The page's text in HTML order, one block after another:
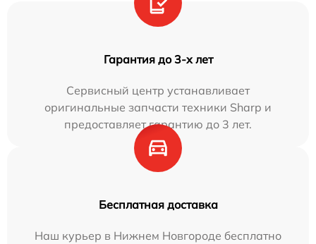
Гарантия до 3-х лет
Сервисный центр устанавливает
оригинальные запчасти техники Sharp и
предоставляет гарантию до 3 лет.
Бесплатная доставка
Наш курьер в Нижнем Новгороде бесплатно